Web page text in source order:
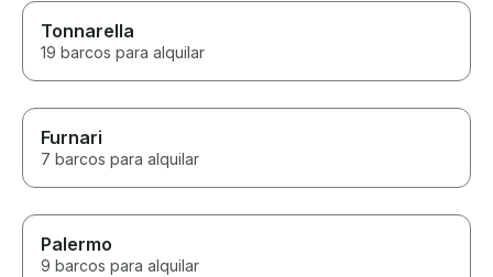
Tonnarella
19 barcos para alquilar
Furnari
7 barcos para alquilar
Palermo
9 barcos para alquilar